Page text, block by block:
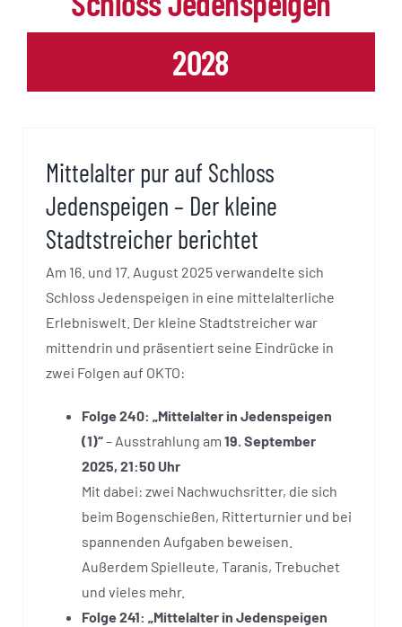
2028
Mittelalter pur auf Schloss
Jedenspeigen – Der kleine
Stadtstreicher berichtet
Am 16. und 17. August 2025 verwandelte sich
Schloss Jedenspeigen in eine mittelalterliche
Erlebniswelt. Der kleine Stadtstreicher war
mittendrin und präsentiert seine Eindrücke in
zwei Folgen auf OKTO:
Folge 240: „Mittelalter in Jedenspeigen
(1)“– Ausstrahlung am 19. September
2025, 21:50 Uhr
Mit dabei: zwei Nachwuchsritter, die sich
beim Bogenschießen, Ritterturnier und bei
spannenden Aufgaben beweisen.
Außerdem Spielleute, Taranis, Trebuchet
und vieles mehr.
Folge 241: „Mittelalter in Jedenspeigen